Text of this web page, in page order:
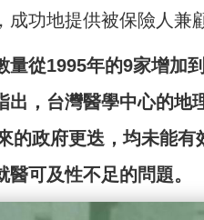
成功地提供被保險人兼
量從1995年的9家增加
出，台灣醫學中心的地
的政府更迭，均未能
可及性不足的問題。